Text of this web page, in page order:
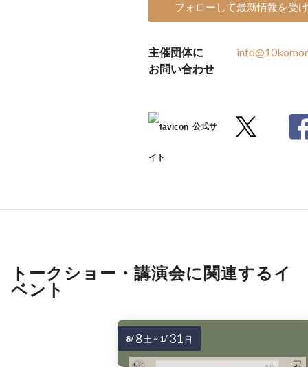
フォローして最新情報を受
主催団体に
お問い合わせ
公式サ
イト
トークショー・講演会に関連するイ
ベント
8/ 8土~ 1/ 31 日